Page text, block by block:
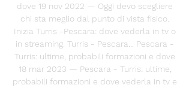
dove 19 nov 2022 — Oggi devo scegliere
chi sta meglio dal punto di vista fisico.
Inizia Turris -Pescara: dove vederla in tv o
in streaming. Turris - Pescara... Pescara -
Turris: ultime, probabili formazioni e dove
18 mar 2023 — Pescara - Turris: ultime,
probabili formazioni e dove vederla in tv e